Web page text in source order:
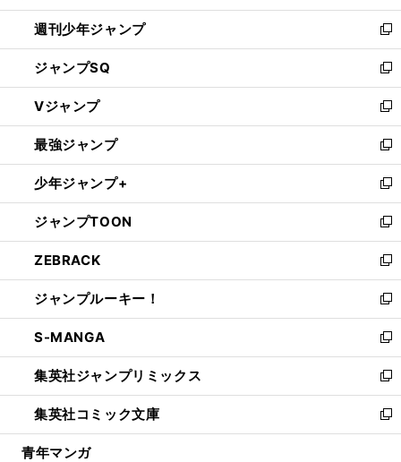
開
く
週刊少年ジャンプ
新
し
い
ウ
ィ
ン
ド
ウ
で
開
く
ジャンプSQ
新
し
い
ウ
ィ
ン
ド
ウ
で
開
く
Vジャンプ
新
し
い
ウ
ィ
ン
ド
ウ
で
開
く
最強ジャンプ
新
し
い
ウ
ィ
ン
ド
ウ
で
開
く
少年ジャンプ+
新
し
い
ウ
ィ
ン
ド
ウ
で
開
く
ジャンプTOON
新
し
い
ウ
ィ
ン
ド
ウ
で
開
く
ZEBRACK
新
し
い
ウ
ィ
ン
ド
ウ
で
開
ジャンプルーキー！
新
し
い
ウ
ィ
ン
ド
ウ
S-MANGA
新
し
い
ウ
ィ
ン
集英社ジャンプリミックス
新
し
い
ウ
集英社コミック文庫
新
し
青年マンガ